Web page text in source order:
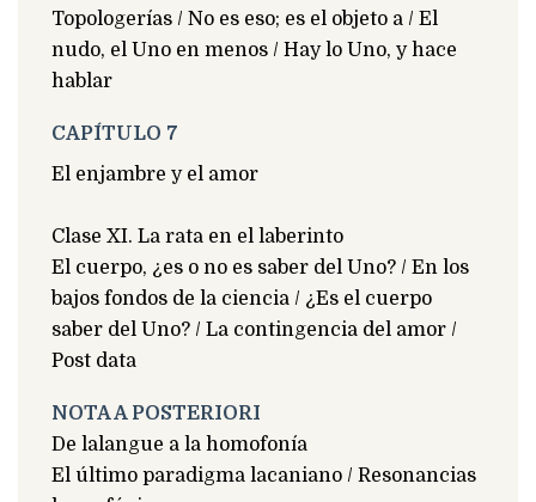
Topologerías / No es eso; es el objeto a / El
nudo, el Uno en menos / Hay lo Uno, y hace
hablar
CAPÍTULO 7
El enjambre y el amor
Clase XI. La rata en el laberinto
El cuerpo, ¿es o no es saber del Uno? / En los
bajos fondos de la ciencia / ¿Es el cuerpo
saber del Uno? / La contingencia del amor /
Post data
NOTA A POSTERIORI
De lalangue a la homofonía
El último paradigma lacaniano / Resonancias